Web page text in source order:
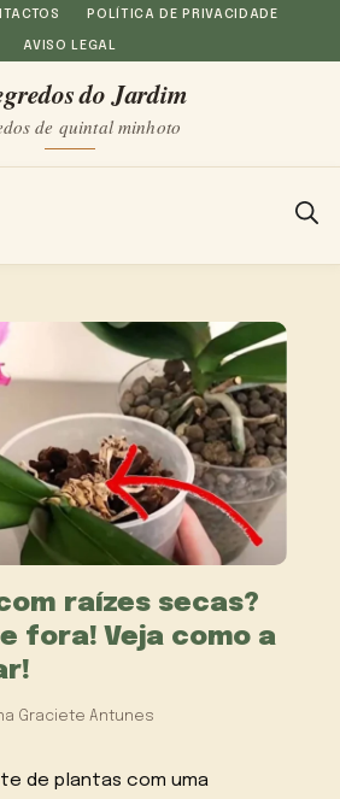
POLÍTICA DE PRIVACIDADE
AVISO LEGAL
do Jardim
de quintal minhoto
raízes secas?
fora! Veja como a
Graciete Antunes
de plantas com uma